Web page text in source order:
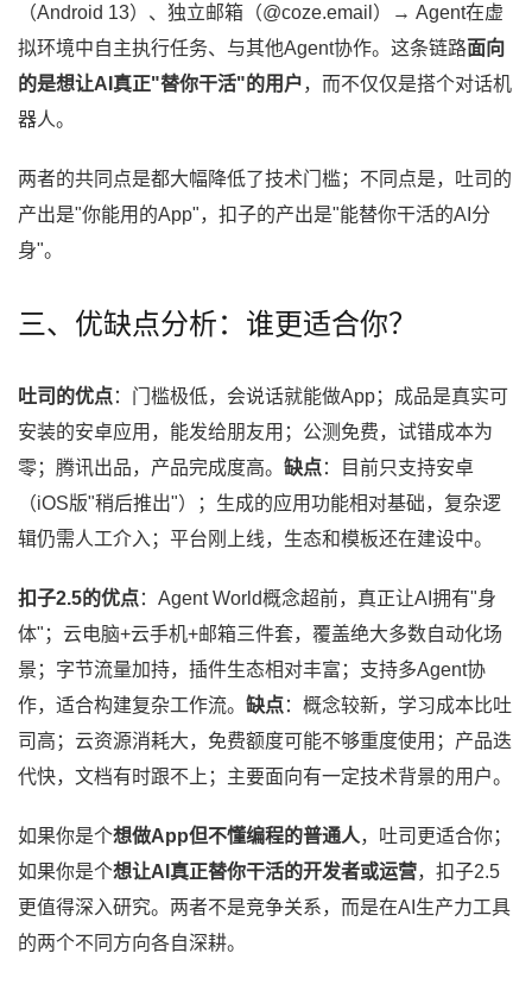
（Android 13）、独立邮箱（@coze.email）→ Agent在虚
拟环境中自主执行任务、与其他Agent协作。这条链路面向
的是想让AI真正"替你干活"的用户，而不仅仅是搭个对话机
器人。
两者的共同点是都大幅降低了技术门槛；不同点是，吐司的
产出是"你能用的App"，扣子的产出是"能替你干活的AI分
身"。
三、优缺点分析：谁更适合你？
吐司的优点：门槛极低，会说话就能做App；成品是真实可
安装的安卓应用，能发给朋友用；公测免费，试错成本为
零；腾讯出品，产品完成度高。 缺点：目前只支持安卓
（iOS版"稍后推出"）；生成的应用功能相对基础，复杂逻
辑仍需人工介入；平台刚上线，生态和模板还在建设中。
扣子2.5的优点：Agent World概念超前，真正让AI拥有"身
体"；云电脑+云手机+邮箱三件套，覆盖绝大多数自动化场
景；字节流量加持，插件生态相对丰富；支持多Agent协
作，适合构建复杂工作流。 缺点：概念较新，学习成本比吐
司高；云资源消耗大，免费额度可能不够重度使用；产品迭
代快，文档有时跟不上；主要面向有一定技术背景的用户。
如果你是个想做App但不懂编程的普通人，吐司更适合你；
如果你是个想让AI真正替你干活的开发者或运营，扣子2.5
更值得深入研究。两者不是竞争关系，而是在AI生产力工具
的两个不同方向各自深耕。